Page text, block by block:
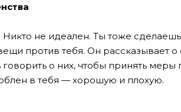
Никто не идеален. Ты тоже
против тебя. Он рассказывает о
о них, чтобы принять меры
в тебя — хорошую и плохую.